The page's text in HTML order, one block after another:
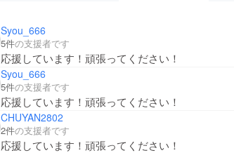
Syou_666
5件の支援者です
応援しています！頑張ってください！
Syou_666
5件の支援者です
応援しています！頑張ってください！
CHUYAN2802
2件の支援者です
応援しています！頑張ってください！